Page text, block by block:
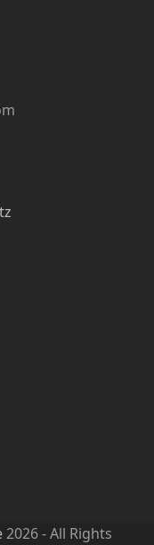
2026 - All Rights